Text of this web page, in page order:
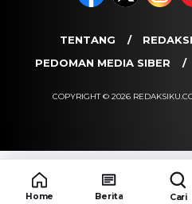
TENTANG REDAKSI
PEDOMAN MEDIA SIBER
COPYRIGHT © 2026
Home Berita Cari